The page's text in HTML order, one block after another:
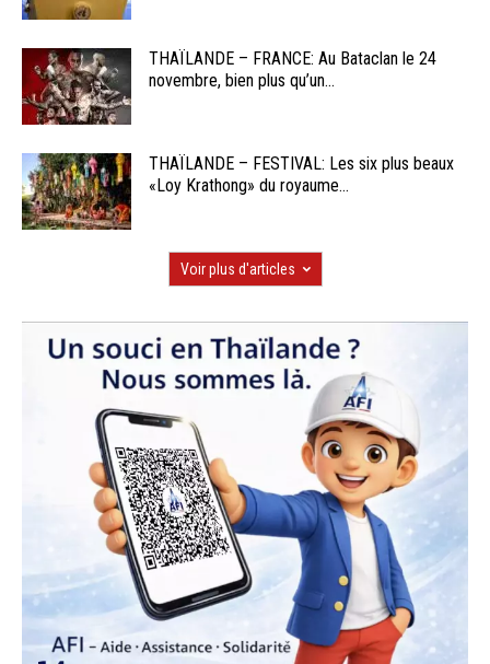
THAÏLANDE – FRANCE: Au Bataclan le 24
novembre, bien plus qu’un...
THAÏLANDE – FESTIVAL: Les six plus beaux
«Loy Krathong» du royaume...
Voir plus d'articles